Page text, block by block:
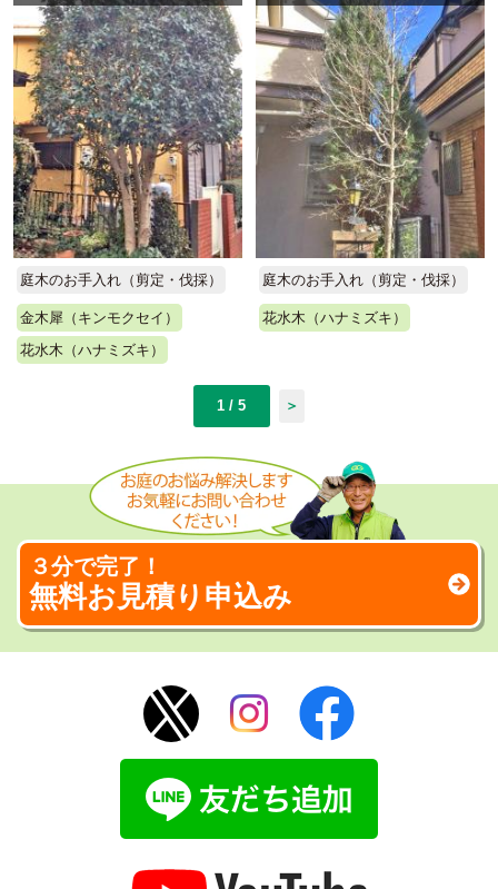
庭木のお手入れ（剪定・伐採）
金木犀（キンモクセイ）
花水木（ハナミズキ）
庭木のお手入れ（剪定・伐採）
花水木（ハナミズキ）
1 / 5 ＞
３分で完了！
無料お見積り申込み